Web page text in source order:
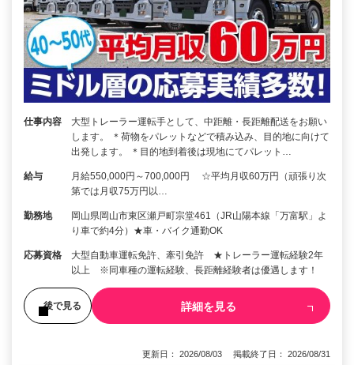
仕事内容
大型トレーラー運転手として、中距離・長距離配送をお願い
します。 ＊荷物をパレットなどで積み込み、目的地に向けて
出発します。 ＊目的地到着後は現地にてパレット…
給与
月給550,000円～700,000円 ☆平均月収60万円（頑張り次
第では月収75万円以…
勤務地
岡山県岡山市東区瀬戸町宗堂461（JR山陽本線「万富駅」よ
り車で約4分）★車・バイク通勤OK
応募資格
大型自動車運転免許、牽引免許 ★トレーラー運転経験2年
以上 ※同車種の運転経験、長距離経験者は優遇します！
後で見る 詳細を見る
更新日： 2026/08/03 掲載終了日： 2026/08/31